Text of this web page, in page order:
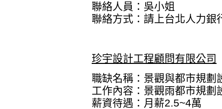
聯絡人員：吳小姐
聯絡方式： 請上台北人力銀
珍宇設計工程顧問有限公司
職缺名稱：景觀與都市規劃
工作內容：景觀雨都市規劃
薪資待遇：月薪2.5~4萬